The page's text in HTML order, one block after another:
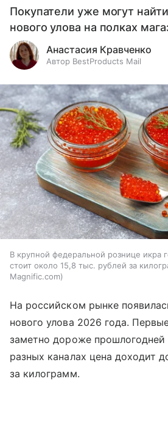
Покупатели уже могут
нового улова на полках
Анастасия Кравченко
Автор BestProducts Mail
В крупной федеральной рознице икра
стоит около 15,8 тыс. рублей за
Magnific.com
На российском рынке
нового улова 2026 года.
заметно дороже прошлогодней
разных каналах цена доходит
за килограмм.